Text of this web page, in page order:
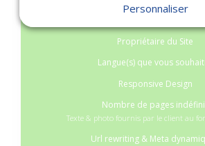
Propriétaire du Site
Langue(s) que vous
Responsive Design
Nombre de pages
Texte & photo fournis par le client au
Url rewriting & Meta
Personnaliser